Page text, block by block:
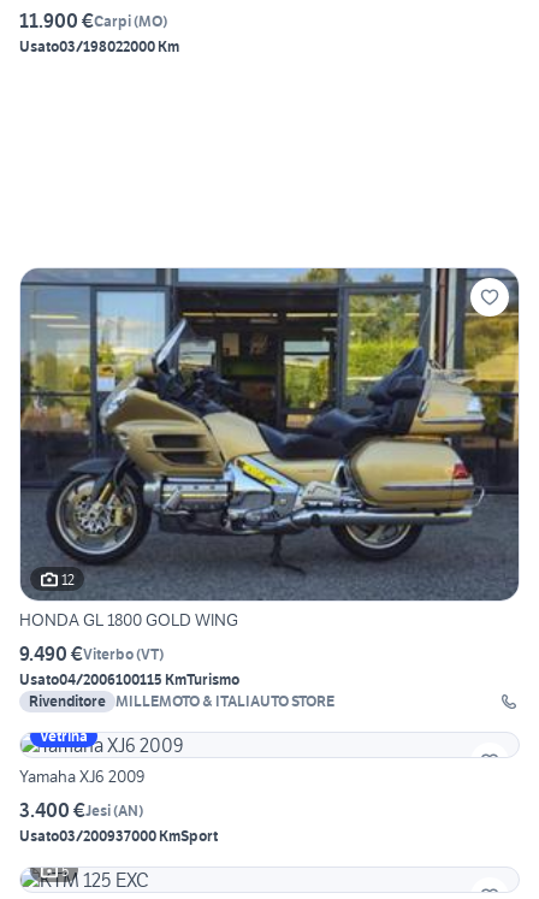
11.900 €Carpi(MO)
Usato03/198022000 Km
12
HONDA GL 1800 GOLD WING
9.490 €Viterbo(VT)
Usato04/2006100115 KmTurismo
Rivenditore MILLEMOTO & ITALIAUTO STORE
Vetrina
Yamaha XJ6 2009
3.400 €Jesi(AN)
Usato03/200937000 KmSport
5